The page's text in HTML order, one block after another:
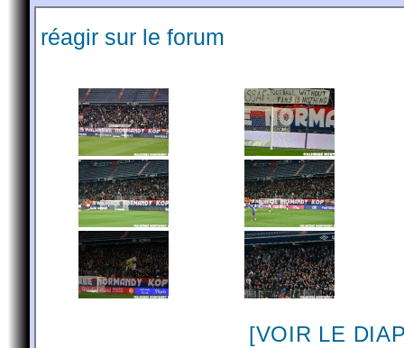
réagir sur le forum
[VOIR LE